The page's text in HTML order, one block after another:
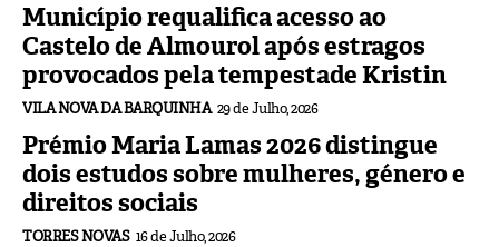
Município requalifica acesso ao
Castelo de Almourol após estragos
provocados pela tempestade Kristin
VILA NOVA DA BARQUINHA 29 de Julho, 2026
Prémio Maria Lamas 2026 distingue
dois estudos sobre mulheres, género e
direitos sociais
TORRES NOVAS 16 de Julho, 2026